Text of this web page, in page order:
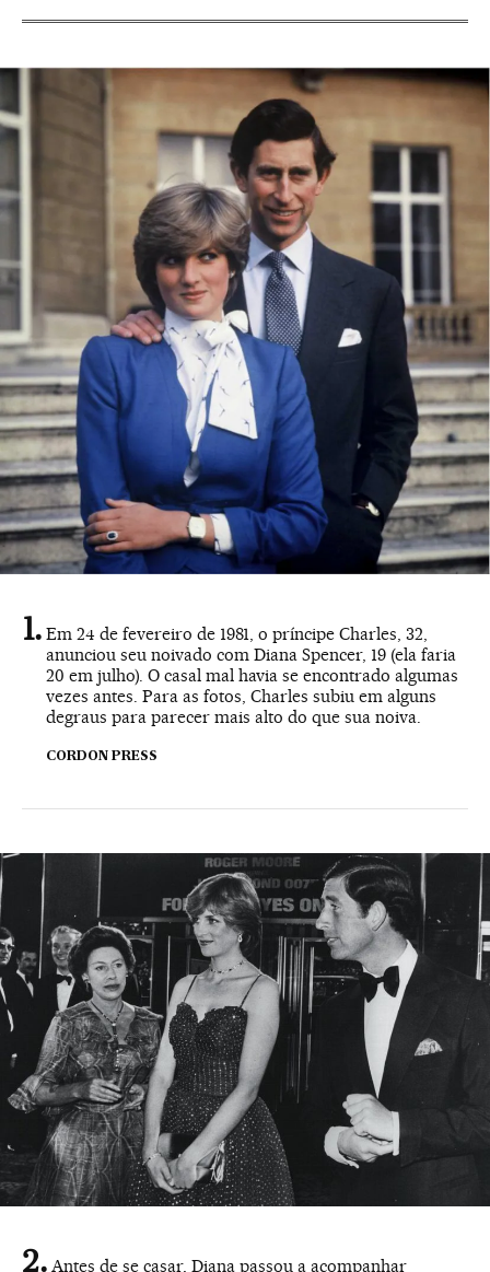
Em 24 de fevereiro de 1981, o príncipe Charles, 32,
anunciou seu noivado com Diana Spencer, 19 (ela faria
20 em julho). O casal mal havia se encontrado algumas
vezes antes. Para as fotos, Charles subiu em alguns
degraus para parecer mais alto do que sua noiva.
CORDON PRESS
Antes de se casar, Diana passou a acompanhar